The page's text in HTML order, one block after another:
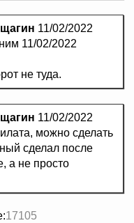
11/02/2022
11/02/2022
не туда.
11/02/2022
можно сделать
сделал после
а не просто
17105